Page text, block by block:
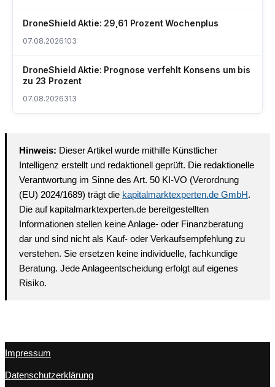
DroneShield Aktie: 29,61 Prozent Wochenplus
07.08.2026103
DroneShield Aktie: Prognose verfehlt Konsens um bis
zu 23 Prozent
07.08.2026313
Hinweis: Dieser Artikel wurde mithilfe Künstlicher
Intelligenz erstellt und redaktionell geprüft. Die redaktionelle
Verantwortung im Sinne des Art. 50 KI-VO (Verordnung
(EU) 2024/1689) trägt die kapitalmarktexperten.de GmbH.
Die auf kapitalmarktexperten.de bereitgestellten
Informationen stellen keine Anlage- oder Finanzberatung
dar und sind nicht als Kauf- oder Verkaufsempfehlung zu
verstehen. Sie ersetzen keine individuelle, fachkundige
Beratung. Jede Anlageentscheidung erfolgt auf eigenes
Risiko.
Impressum
Datenschutzerklärung